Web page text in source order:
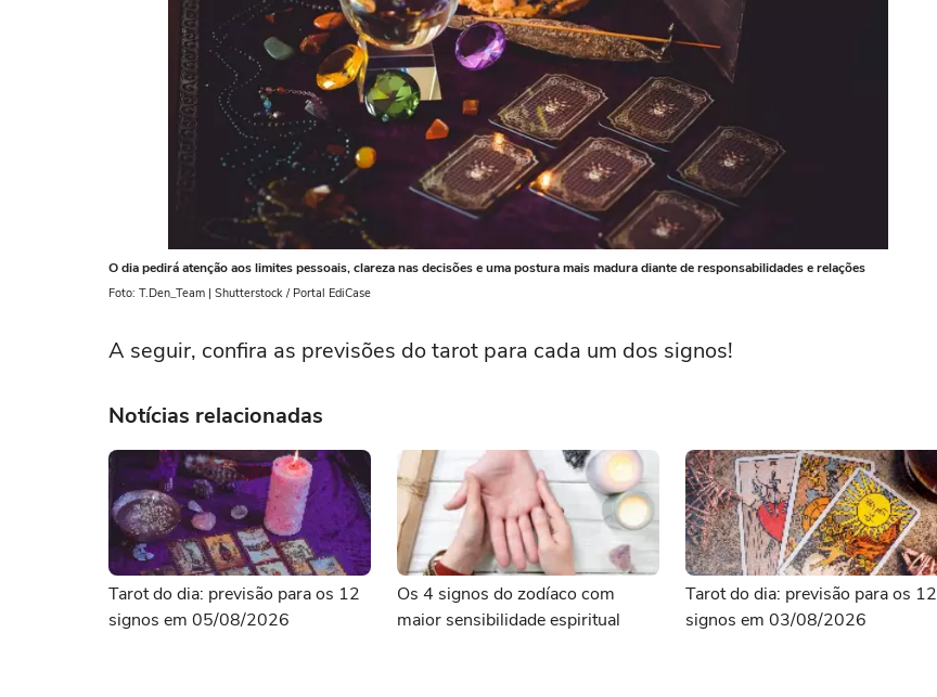
O dia pedirá atenção aos limites pessoais, clareza nas decisões e uma postura mais madura diante de responsabilidades e relações
Foto: T.Den_Team | Shutterstock / Portal EdiCase
A seguir, confira as previsões do tarot para cada um dos signos!
Notícias relacionadas
Tarot do dia: previsão para os 12
signos em 05/08/2026
Os 4 signos do zodíaco com
maior sensibilidade espiritual
Tarot do dia: previsão para os 12
signos em 03/08/2026